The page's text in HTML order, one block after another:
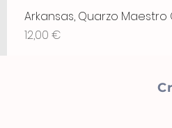
Arkansas, Quarzo Maestro
Prix
12,00 €